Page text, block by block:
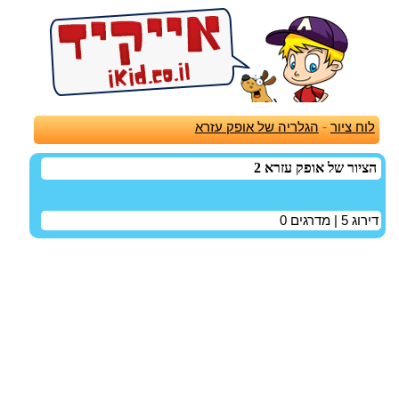
לוח ציור - הגלריה של אופק עזרא
הציור של אופק עזרא 2
דירוג 5 | מדרגים 0